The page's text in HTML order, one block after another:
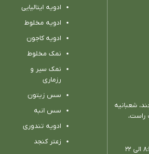
شعبانيه
راست،
ادویه ایتالیایی
ادویه مخلوط
ادویه كاجون
نمک مخلوط
نمک سیر و
رزماری
سس زیتون
سس انبه
ادویه تندوری
زعتر کنجد